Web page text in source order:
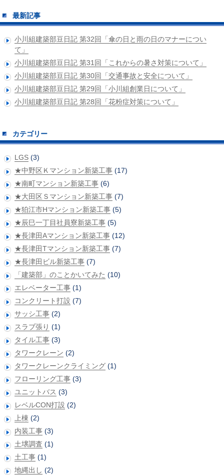
最新記事
小川組建築部豆日記 第32回「傘の日と雨の日のマナーについ
て」
小川組建築部豆日記 第31回「これからの暑さ対策について」
小川組建築部豆日記 第30回「交通事故と安全について」
小川組建築部豆日記 第29回「小川組創業日について」
小川組建築部豆日記 第28回「花粉症対策について」
カテゴリー
LGS (3)
★中野区Ｋマンション新築工事 (17)
★南町マンション新築工事 (6)
★大田区Ｓマンション新築工事 (7)
★狛江市Hマンション新築工事 (5)
★辰巳一丁目社員寮新築工事 (5)
★長津田Aマンション新築工事 (12)
★長津田Tマンション新築工事 (7)
★長津田ビル新築工事 (7)
「建築部」のことかいてみた (10)
エレベーター工事 (1)
コンクリート打設 (7)
サッシ工事 (2)
スラブ張り (1)
タイル工事 (3)
タワークレーン (2)
タワークレーンクライミング (1)
フローリング工事 (3)
ユニットバス (3)
レベルCON打設 (2)
上棟 (2)
内装工事 (3)
土壌調査 (1)
土工事 (1)
地縄出し (2)